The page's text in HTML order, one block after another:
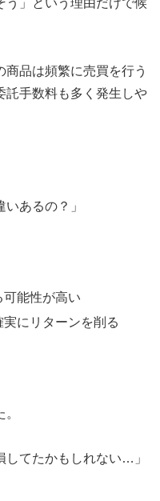
う」という理由だけで候
品は頻繁に売買を行う
託手数料も多く発生しや
あるの？」
能性が高い
にリターンを削る
してたかもしれない…」